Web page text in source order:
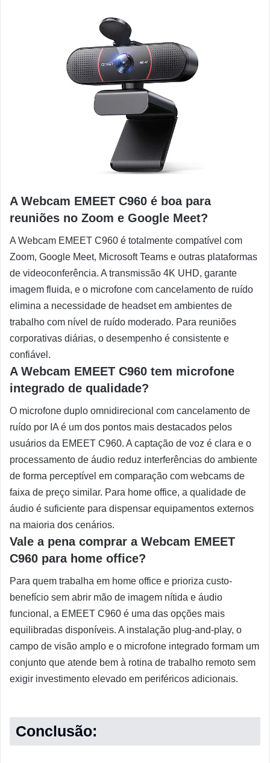
A Webcam EMEET C960 é boa para
reuniões no Zoom e Google Meet?
A Webcam EMEET C960 é totalmente compatível com
Zoom, Google Meet, Microsoft Teams e outras plataformas
de videoconferência. A transmissão 4K UHD, garante
imagem fluida, e o microfone com cancelamento de ruído
elimina a necessidade de headset em ambientes de
trabalho com nível de ruído moderado. Para reuniões
corporativas diárias, o desempenho é consistente e
confiável.
A Webcam EMEET C960 tem microfone
integrado de qualidade?
O microfone duplo omnidirecional com cancelamento de
ruído por IA é um dos pontos mais destacados pelos
usuários da EMEET C960. A captação de voz é clara e o
processamento de áudio reduz interferências do ambiente
de forma perceptível em comparação com webcams de
faixa de preço similar. Para home office, a qualidade de
áudio é suficiente para dispensar equipamentos externos
na maioria dos cenários.
Vale a pena comprar a Webcam EMEET
C960 para home office?
Para quem trabalha em home office e prioriza custo-
benefício sem abrir mão de imagem nítida e áudio
funcional, a EMEET C960 é uma das opções mais
equilibradas disponíveis. A instalação plug-and-play, o
campo de visão amplo e o microfone integrado formam um
conjunto que atende bem à rotina de trabalho remoto sem
exigir investimento elevado em periféricos adicionais.
Conclusão: